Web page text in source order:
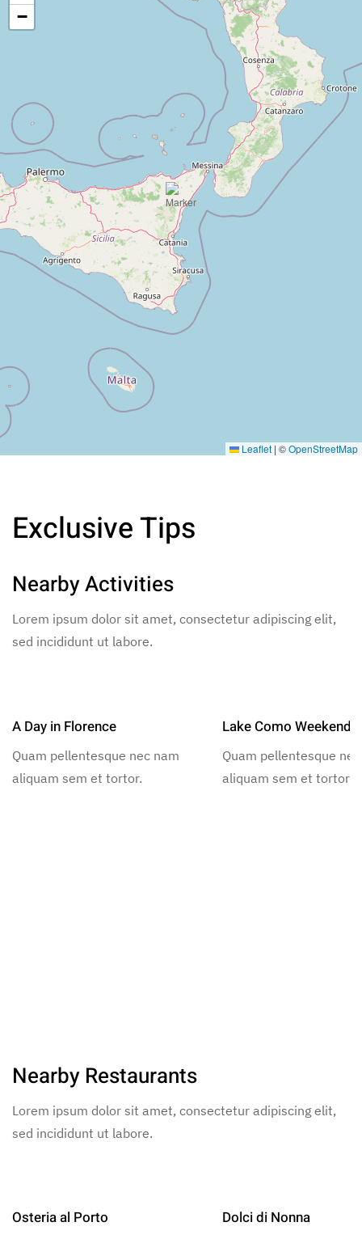
−
Leaflet | ©OpenStreetMap
Exclusive Tips
Nearby Activities
Lorem ipsum dolor sit amet, consectetur adipiscing elit,
sed incididunt ut labore.
A Day in Florence
Quam pellentesque nec nam
aliquam sem et tortor.
Lake Como Weekend
Quam pellentesque
aliquam sem et tortor.
Nearby Restaurants
Lorem ipsum dolor sit amet, consectetur adipiscing elit,
sed incididunt ut labore.
Osteria al Porto Dolci di Nonna